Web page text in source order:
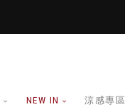
NEW IN 涼感專區